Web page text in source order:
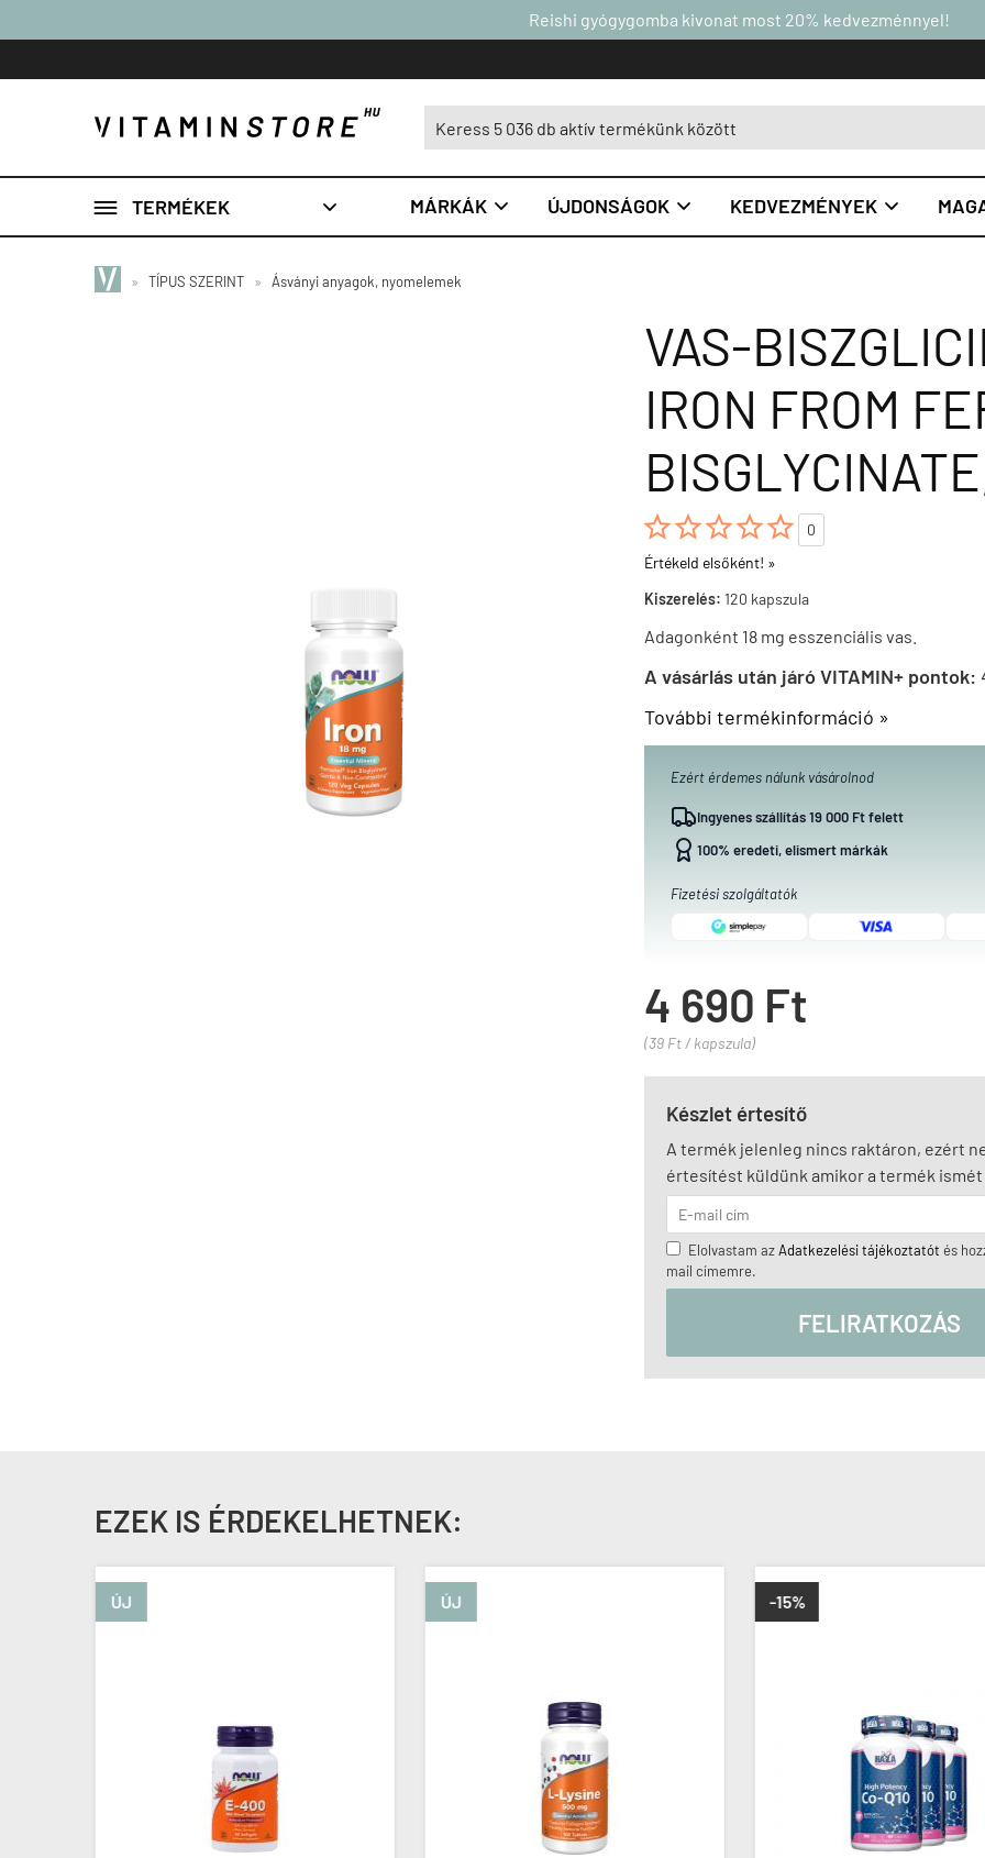
Reishi gyógygomba kivonat most 20% kedvezménnyel!
 TERMÉKEK  MÁRKÁK  ÚJDONSÁGOK  KEDVEZMÉNYEK 
» TÍPUS SZERINT » Ásványi anyagok, nyomelemek
VAS-
IRON FROM

0
Értékeld elsőként! »
Kiszerelés: 120 kapszula
Adagonként 18 mg esszenciális vas.
A vásárlás után járó VITAMIN+ pontok:
További termékinformáció »
Ezért érdemes nálunk vásárolnod
Ingyenes szállítás 19 000 Ft felett
100% eredeti, elismert márkák
Fizetési szolgáltatók
4 690 Ft
(39 Ft / kapszula)
Készlet értesítő
A termék jelenleg nincs raktáron, ezért
értesítést küldünk amikor a termék
Elolvastam azAdatkezelési tájékoztatót és
mail címemre.
FELIRATKOZÁS
EZEK IS ÉRDEKELHETNEK:
ÚJ ÚJ -15%